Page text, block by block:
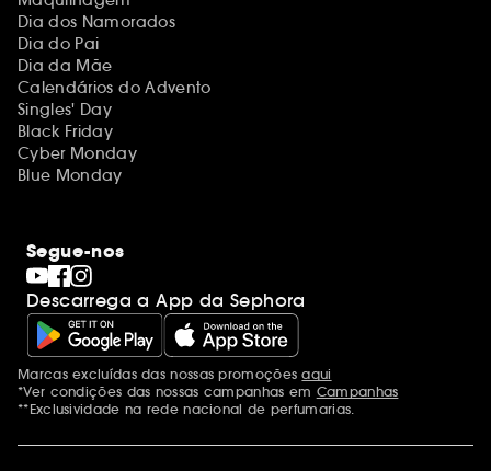
Dia dos Namorados
Dia do Pai
Dia da Mãe
Calendários do Advento
Singles' Day
Black Friday
Cyber Monday
Blue Monday
Segue-nos
Descarrega a App da Sephora
Menções adicionais
Marcas excluídas das nossas promoçõesaqui
*Ver condições das nossas campanhas em Campanhas
**Exclusividade na rede nacional de perfumarias.